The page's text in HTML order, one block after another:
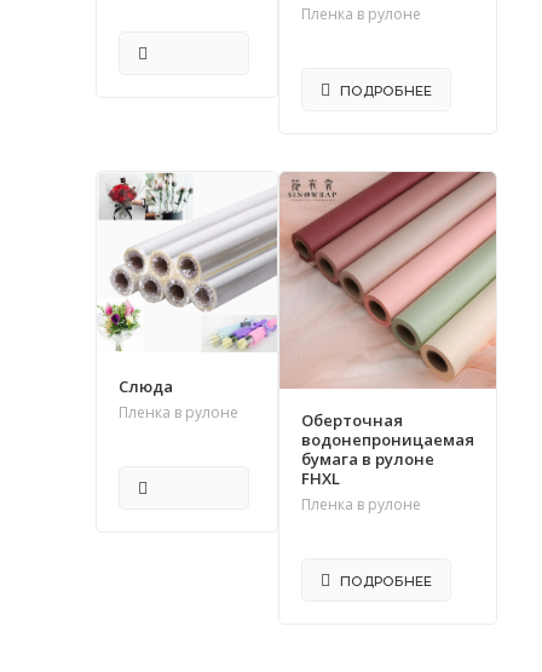
Пленка в рулоне
ПОДРОБНЕЕ
Слюда
Пленка в рулоне
Оберточная
водонепроницаемая
бумага в рулоне
FHXL
Пленка в рулоне
ПОДРОБНЕЕ